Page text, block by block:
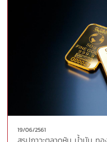
(20,000บาท) 1,300 (20,150
(GFM18)แนวรับ 1,263
1,238 (19,330บาท)แนวต้าน
(20,160บาท) 1,300
Cr.https://goo.gl/9a2QTU
สัญญาโลหะเงินส่งมอบเดือ
0.24% ปิดที่ 16.44 ดอลลา
เดือนก.ค. ร่วงลง 3.9 ดอล
ดอลลาร์/ออนซ์สัญญาพัลลา
1.10 ดอลลาร์ หรือ 0.1% ปิ
สัญญาทองคำดีดตัวขึ้นปิดใน
ร่วงลงของดัชนีดาวโจนส์ตล
เข้าซื้อสินทรัพย์ที่ปลอดภัย โ
มาจากความวิตกกังวลเกี่ยว
บัญชีรายการสินค้านำเข้าจาก
19/06/2561